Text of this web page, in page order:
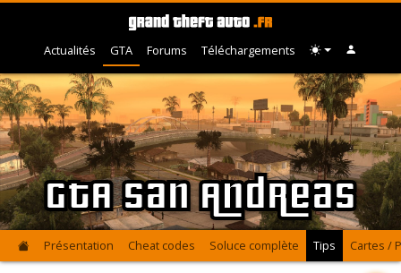
Actualités GTA Forums Téléchargements
GTA San Andreas
Présentation Cheat codes Soluce complète Tips Cartes /